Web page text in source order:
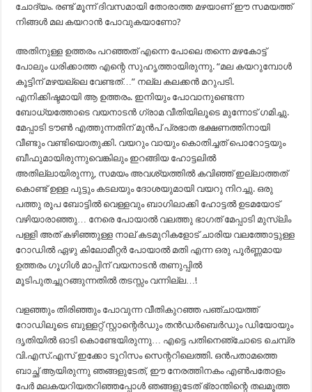
ചോദ്യം. രണ്ട് മൂന്ന് ദിവസമായി തോരാത്ത മഴയാണ് ഈ സമയത്ത്
നിങ്ങൾ മല കയറാൻ പോവുകയാണോ?
അതിനുള്ള ഉത്തരം പറഞ്ഞത് എന്നെ പോലെ തന്നെ മഴകോട്ട്
പോലും ധരിക്കാത്ത എന്റെ സുഹൃത്തായിരുന്നു. “മല കയറുമ്പോൾ
കൂട്ടിന് മഴയല്ലെ വേണ്ടത്…” നല്ല കലക്കൻ മറുപടി.
എനിക്കിഷ്ടമായി ആ ഉത്തരം. ഇനിയും പോവാനുണ്ടെന്ന
ബോധ്യത്തോടെ വയനാടൻ ഗ്രാമ വീതിയിലൂടെ മുന്നോട് ഗമിച്ചു.
മേപ്പാടി ടൗൺ എത്തുന്നതിന് മുൻപ് പ്രഭാത ഭക്ഷണത്തിനായി
വീണ്ടും വണ്ടിയൊതുക്കി. വയറും വായും കൊതിച്ചത് പൊറോട്ടയും
ബീഫുമായിരുന്നുവെങ്കിലും ഇറങ്ങിയ ഹോട്ടലിൽ
അതില്ലായിരുന്നു, സമയം അവശ്യത്തിൽ കവിഞ്ഞ് ഇല്ലാത്തത്
കൊണ്ട് ഉള്ള പുട്ടും കടലയും ദോശയുമായി വയറു നിറച്ചു. ഒരു
പത്തു രൂപ ബോട്ടിൽ വെള്ളവും ബാഗിലാക്കി ഹോട്ടൽ ഉടമയോട്
വഴിയാരാഞ്ഞു… നേരെ പോയാൽ വലത്തു ഭാഗത് മേപ്പാടി മുസ്ലിം
പള്ളി അത് കഴിഞ്ഞുള്ള നാല് കടമുറികളോട് ചാരിയ വലത്തോട്ടുള്ള
റോഡിൽ ഏഴു കിലോമീറ്റർ പോയാൽ മതി എന്ന ഒരു പൂർണ്ണമായ
ഉത്തരം ഗൂഗിൾ മാപ്പിന് വയനാടൻ തണുപ്പിൽ
മൂടിപുതച്ചുറങ്ങുന്നതിൽ തടസ്സം വന്നില്ല…!
വളഞ്ഞും തിരിഞ്ഞും പോവുന്ന വീതികുറഞ്ഞ പഞ്ചായത്ത്
റോഡിലൂടെ ബുള്ളറ്റ് സ്റ്റാന്റെർഡും തൻഡർബെർഡും ഡിയോയും
ദൃതിയിൽ ഓടി കൊണ്ടേയിരുന്നു… എട്ടെ പതിനെഞ്ചോടെ ചെമ്പ്ര
വി.എസ്.എസ് ഇക്കോ ടൂറിസം സെന്ററിലെത്തി. ഒൻപതാമത്തെ
ബാച്ഛ് ആയിരുന്നു ഞങ്ങളുടേത്, ഈ നേരത്തിനകം എൺപതോളം
പേർ മലകയറിയതറിഞ്ഞപ്പോൾ ഞങ്ങളുടേത് ഭ്രാന്തിന്റെ തലമൂത്ത